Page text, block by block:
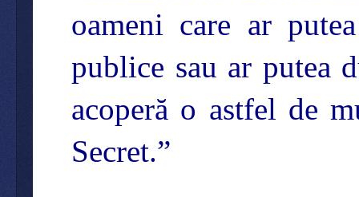
oameni care ar
publice sau ar putea
acoperă o astfel de
Secret.”